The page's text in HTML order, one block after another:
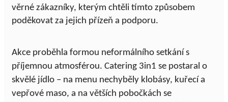
věrné zákazníky, kterým chtěli tímto způsobem
poděkovat za jejich přízeň a podporu.
Akce proběhla formou neformálního setkání s
příjemnou atmosférou. Catering 3in1 se postaral o
skvělé jídlo – na menu nechyběly klobásy, kuřecí a
vepřové maso, a na větších pobočkách se